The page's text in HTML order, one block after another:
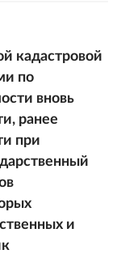
кадастровой
по
вновь
ранее
при
и